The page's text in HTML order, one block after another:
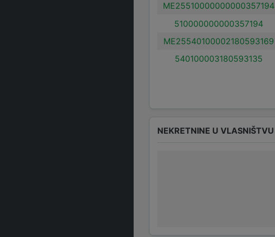
ME25510000000000357194
510000000000357194
ME25540100002180593169
540100003180593135
NEKRETNINE U VLASNIŠTVU